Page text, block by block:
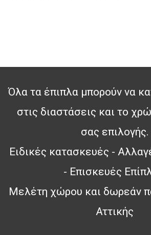
Όλα τα έπιπλα μπορούν να
στις διαστάσεις και το
σας επιλογής.
Ειδικές κατασκευές -
- Επισκευές
Μελέτη χώρου και δωρεάν
Αττικής